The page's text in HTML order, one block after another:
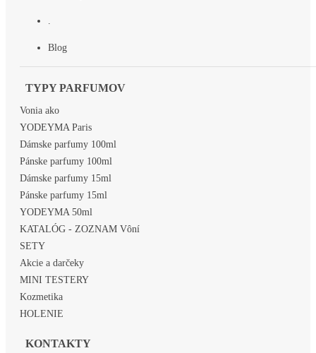
Blog
TYPY PARFUMOV
Vonia ako
YODEYMA Paris
Dámske parfumy 100ml
Pánske parfumy 100ml
Dámske parfumy 15ml
Pánske parfumy 15ml
YODEYMA 50ml
KATALÓG - ZOZNAM Vôní
SETY
Akcie a darčeky
MINI TESTERY
Kozmetika
HOLENIE
KONTAKTY